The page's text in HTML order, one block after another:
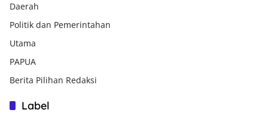
Daerah
Politik dan Pemerintahan
Utama
PAPUA
Berita Pilihan Redaksi
Label